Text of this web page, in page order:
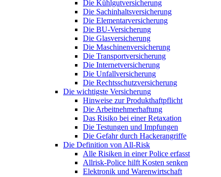
Die Kühlgutversicherung
Die Sachinhaltsversicherung
Die Elementarversicherung
Die BU-Versicherung
Die Glasversicherung
Die Maschinenversicherung
Die Transportversicherung
Die Internetversicherung
Die Unfallversicherung
Die Rechtsschutzversicherung
Die wichtigste Versicherung
Hinweise zur Produkthaftpflicht
Die Arbeitnehmerhaftung
Das Risiko bei einer Retaxation
Die Testungen und Impfungen
Die Gefahr durch Hackerangriffe
Die Definition von All-Risk
Alle Risiken in einer Police erfasst
Allrisk-Police hilft Kosten senken
Elektronik und Warenwirtschaft